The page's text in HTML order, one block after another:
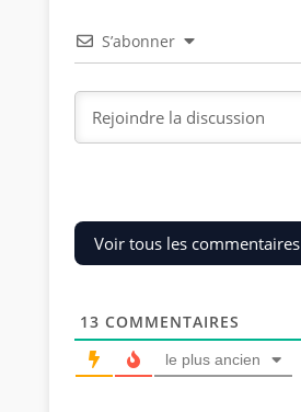
S’abonner
Voir tous les commentaires
13 COMMENTAIRES
le plus ancien